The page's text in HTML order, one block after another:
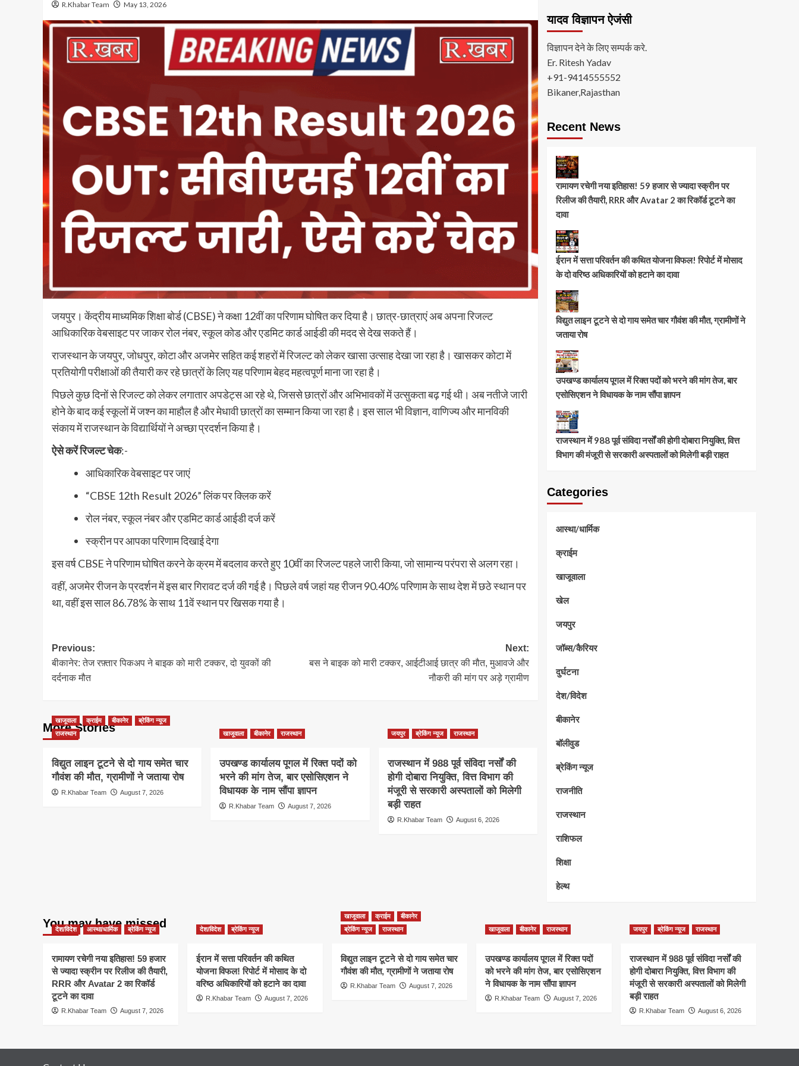
R.Khabar Team May 13, 2026
जयपुर। केंद्रीय माध्यमिक शिक्षा बोर्ड (CBSE) ने कक्षा 12वीं का परिणाम घोषित कर दिया है। छात्र-छात्राएं अब अपना रिजल्ट
आधिकारिक वेबसाइट पर जाकर रोल नंबर, स्कूल कोड और एडमिट कार्ड आईडी की मदद से देख सकते हैं।
राजस्थान के जयपुर, जोधपुर, कोटा और अजमेर सहित कई शहरों में रिजल्ट को लेकर खासा उत्साह देखा जा रहा है। खासकर कोटा में
प्रतियोगी परीक्षाओं की तैयारी कर रहे छात्रों के लिए यह परिणाम बेहद महत्वपूर्ण माना जा रहा है।
पिछले कुछ दिनों से रिजल्ट को लेकर लगातार अपडेट्स आ रहे थे, जिससे छात्रों और अभिभावकों में उत्सुकता बढ़ गई थी। अब नतीजे जारी
होने के बाद कई स्कूलों में जश्न का माहौल है और मेधावी छात्रों का सम्मान किया जा रहा है। इस साल भी विज्ञान, वाणिज्य और मानविकी
संकाय में राजस्थान के विद्यार्थियों ने अच्छा प्रदर्शन किया है।
ऐसे करें रिजल्ट चेक:-
आधिकारिक वेबसाइट पर जाएं
“CBSE 12th Result 2026” लिंक पर क्लिक करें
रोल नंबर, स्कूल नंबर और एडमिट कार्ड आईडी दर्ज करें
स्क्रीन पर आपका परिणाम दिखाई देगा
इस वर्ष CBSE ने परिणाम घोषित करने के क्रम में बदलाव करते हुए 10वीं का रिजल्ट पहले जारी किया, जो सामान्य परंपरा से अलग रहा।
वहीं, अजमेर रीजन के प्रदर्शन में इस बार गिरावट दर्ज की गई है। पिछले वर्ष जहां यह रीजन 90.40% परिणाम के साथ देश में छठे स्थान पर
था, वहीं इस साल 86.78% के साथ 11वें स्थान पर खिसक गया है।
Post
navigation
Previous:
बीकानेर: तेज रफ़्तार पिकअप ने बाइक को मारी टक्कर, दो युवकों की
दर्दनाक मौत
Next:
बस ने बाइक को मारी टक्कर, आईटीआई छात्र की मौत, मुआवजे और
नौकरी की मांग पर अड़े ग्रामीण
More Stories
खाजूवाला क्राईम बीकानेर
ब्रेकिंग न्यूज
राजस्थान
विद्युत लाइन टूटने से दो गाय समेत चार
गौवंश की मौत, ग्रामीणों ने जताया रोष
R.Khabar Team August 7, 2026
खाजूवाला बीकानेर राजस्थान
उपखण्ड कार्यालय पूगल में रिक्त पदों को
भरने की मांग तेज, बार एसोसिएशन ने
विधायक के नाम सौंपा ज्ञापन
R.Khabar Team August 7, 2026
जयपुर ब्रेकिंग न्यूज राजस्थान
राजस्थान में 988 पूर्व संविदा नर्सों की
होगी दोबारा नियुक्ति, वित्त विभाग की
मंजूरी से सरकारी अस्पतालों को मिलेगी
बड़ी राहत
R.Khabar Team August 6, 2026
यादव विज्ञापन ऐजंसी
विज्ञापन देने के लिए सम्पर्क करे.
Er. Ritesh Yadav
+91-9414555552
Bikaner,Rajasthan
Recent News
रामायण रचेगी नया इतिहास! 59 हजार से ज्यादा स्क्रीन पर
रिलीज की तैयारी, RRR और Avatar 2 का रिकॉर्ड टूटने का
दावा
ईरान में सत्ता परिवर्तन की कथित योजना विफल! रिपोर्ट में मोसाद
के दो वरिष्ठ अधिकारियों को हटाने का दावा
विद्युत लाइन टूटने से दो गाय समेत चार गौवंश की मौत, ग्रामीणों ने
जताया रोष
उपखण्ड कार्यालय पूगल में रिक्त पदों को भरने की मांग तेज, बार
एसोसिएशन ने विधायक के नाम सौंपा ज्ञापन
राजस्थान में 988 पूर्व संविदा नर्सों की होगी दोबारा नियुक्ति, वित्त
विभाग की मंजूरी से सरकारी अस्पतालों को मिलेगी बड़ी राहत
Categories
आस्था/धार्मिक
क्राईम
खाजूवाला
खेल
जयपुर
जॉब्स/कैरियर
दुर्घटना
देश/विदेश
बीकानेर
बॉलीवुड
ब्रेकिंग न्यूज
राजनीति
राजस्थान
राशिफल
शिक्षा
हेल्थ
You may have missed
देश/विदेश आस्था/धार्मिक ब्रेकिंग न्यूज
रामायण रचेगी नया इतिहास! 59 हजार
से ज्यादा स्क्रीन पर रिलीज की तैयारी,
RRR और Avatar 2 का रिकॉर्ड
टूटने का दावा
R.Khabar Team August 7, 2026
देश/विदेश ब्रेकिंग न्यूज
ईरान में सत्ता परिवर्तन की कथित
योजना विफल! रिपोर्ट में मोसाद के दो
वरिष्ठ अधिकारियों को हटाने का दावा
R.Khabar Team August 7, 2026
खाजूवाला क्राईम
बीकानेर
ब्रेकिंग न्यूज
राजस्थान
विद्युत लाइन टूटने से दो गाय समेत चार
गौवंश की मौत, ग्रामीणों ने जताया रोष
R.Khabar Team August 7, 2026
खाजूवाला बीकानेर राजस्थान
उपखण्ड कार्यालय पूगल में रिक्त पदों
को भरने की मांग तेज, बार एसोसिएशन
ने विधायक के नाम सौंपा ज्ञापन
R.Khabar Team August 7, 2026
जयपुर ब्रेकिंग न्यूज राजस्थान
राजस्थान में 988 पूर्व संविदा नर्सों की
होगी दोबारा नियुक्ति, वित्त विभाग की
मंजूरी से सरकारी अस्पतालों को मिलेगी
बड़ी राहत
R.Khabar Team August 6, 2026